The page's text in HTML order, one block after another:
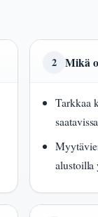
2 Mikä
Tarkkaa
alustoilla